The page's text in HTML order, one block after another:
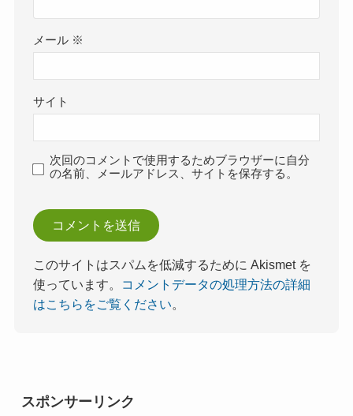
メール ※
サイト
次回のコメントで使用するためブラウザーに自分
の名前、メールアドレス、サイトを保存する。
このサイトはスパムを低減するために Akismet を
使っています。
コメントデータの処理方法の詳細
はこちらをご覧ください
スポンサーリンク